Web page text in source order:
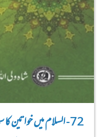
72- السلام میں خواتین کا سماجی کردار